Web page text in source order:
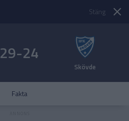
Stäng
29-24
Skövde
Fakta